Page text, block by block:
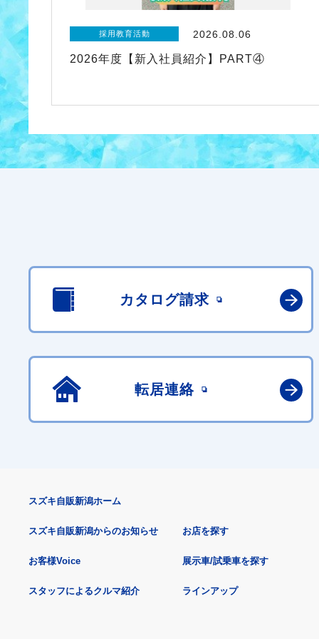
採用教育活動 2026.08.06
2026年度【新入社員紹介】PART④
カタログ請求
転居連絡
スズキ自販新潟ホーム
スズキ自販新潟からのお知らせ
お客様Voice
スタッフによるクルマ紹介
お店を探す
展示車/試乗車を探す
ラインアップ